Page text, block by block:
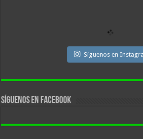
Síguenos en
Síguenos en facebook